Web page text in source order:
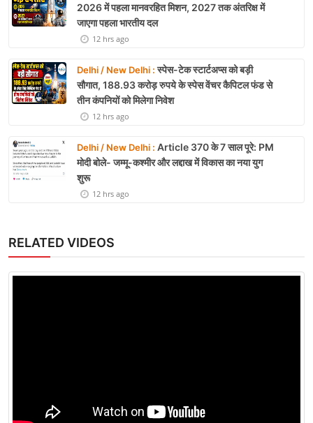
2026 में पहला मानवरहित मिशन, 2027 तक अंतरिक्ष में
जाएगा पहला भारतीय दल
12 hrs ago
Delhi / New Delhi :स्पेस-टेक स्टार्टअप्स को बड़ी
सौगात, 188.93 करोड़ रुपये के स्पेस वेंचर कैपिटल फंड से
तीन कंपनियों को मिलेगा निवेश
12 hrs ago
Delhi / New Delhi : Article 370 के 7 साल पूरे: PM
मोदी बोले- जम्मू-कश्मीर और लद्दाख में विकास का नया युग
शुरू
12 hrs ago
RELATED VIDEOS